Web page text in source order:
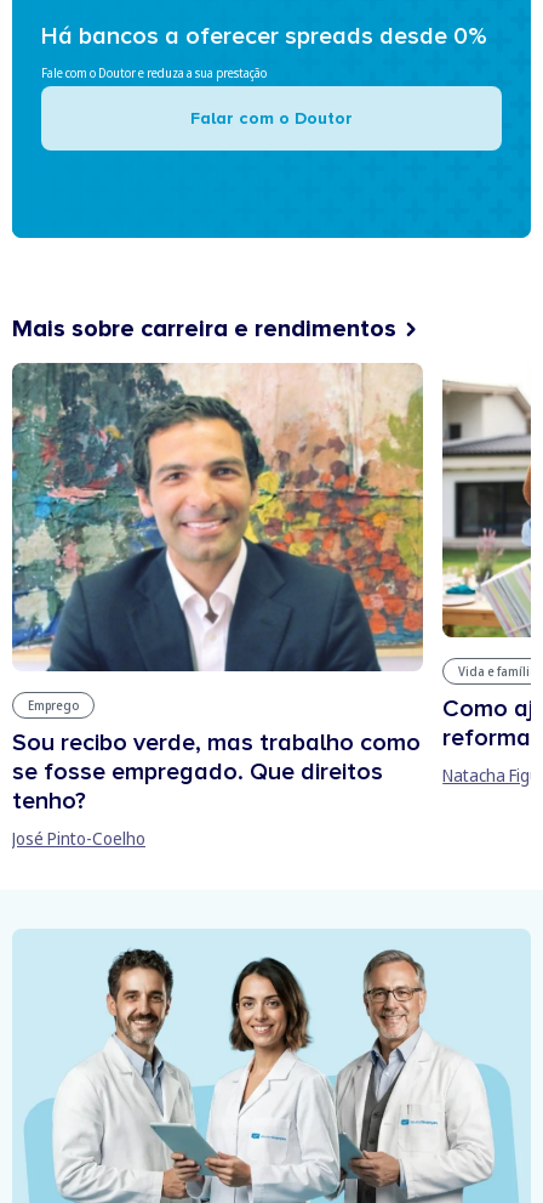
Há bancos a oferecer spreads desde 0%
Fale com o Doutor e reduza a sua prestação
Falar com o Doutor
Mais sobre carreira e rendimentos
Emprego
Sou recibo verde, mas trabalho como
se fosse empregado. Que direitos
tenho?
José Pinto-Coelho
Vida e família
Como
reforma
Natacha